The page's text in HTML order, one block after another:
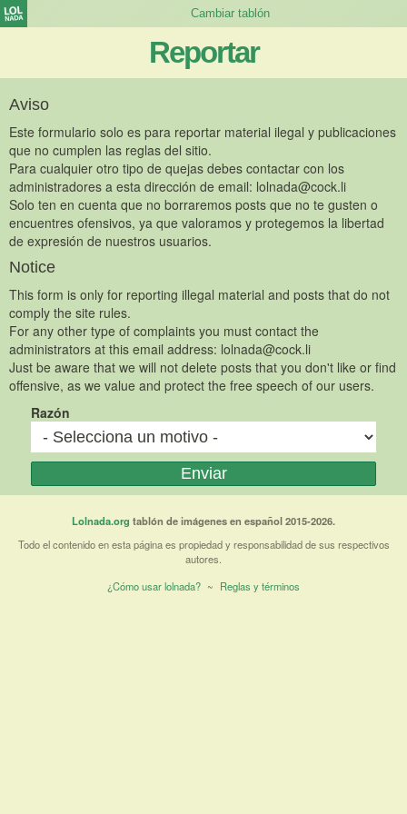
Reportar
Aviso
Este formulario solo es para reportar material ilegal y publicaciones
que no cumplen las reglas del sitio.
Para cualquier otro tipo de quejas debes contactar con los
administradores a esta dirección de email: lolnada@cock.li
Solo ten en cuenta que no borraremos posts que no te gusten o
encuentres ofensivos, ya que valoramos y protegemos la libertad
de expresión de nuestros usuarios.
Notice
This form is only for reporting illegal material and posts that do not
comply the site rules.
For any other type of complaints you must contact the
administrators at this email address: lolnada@cock.li
Just be aware that we will not delete posts that you don't like or find
offensive, as we value and protect the free speech of our users.
Razón
Lolnada.org tablón de imágenes en español 2015-2026.
Todo el contenido en esta página es propiedad y responsabilidad de sus respectivos
autores.
¿Cómo usar lolnada? ~ Reglas y términos